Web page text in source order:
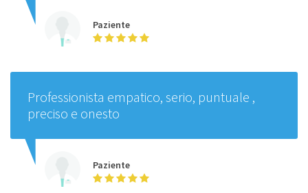
Paziente
Professionista empatico, serio, puntuale ,
preciso e onesto
Paziente